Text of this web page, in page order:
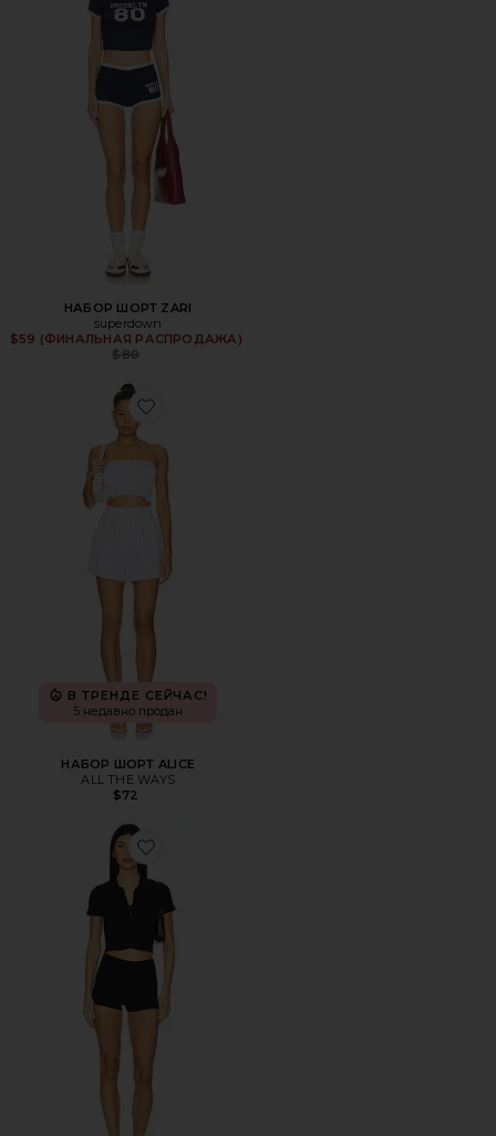
НАБОР ШОРТ ZARI
superdown
$59 (ФИНАЛЬНАЯ РАСПРОДАЖА)
Previous price:
$80
Favorite НАБОР ШОРТ ALICE
В ТРЕНДЕ СЕЙЧАС!
5 недавно продан
НАБОР ШОРТ ALICE
ALL THE WAYS
$72
Favorite НАБОР ШОРТ DELTA